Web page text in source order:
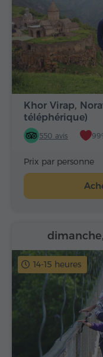
Khor Virap,
téléphérique)
550 avis
Prix par personne
14-15 heures